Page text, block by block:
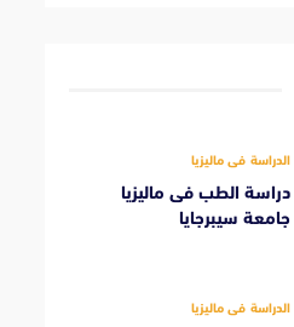
الدراسة فى ماليزيا
دراسة الطب فى ماليزيا
جامعة سيبرجايا
الدراسة فى ماليزيا